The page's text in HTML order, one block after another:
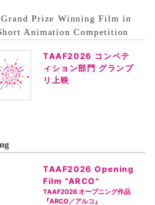
Prize Winning Film in
Animation Competition
TAAF2026 コンペテ
ィション部門 グランプ
リ上映
TAAF2026 Opening
Film "ARCO"
TAAF2026 オープニング作品
『ARCO／アルコ』